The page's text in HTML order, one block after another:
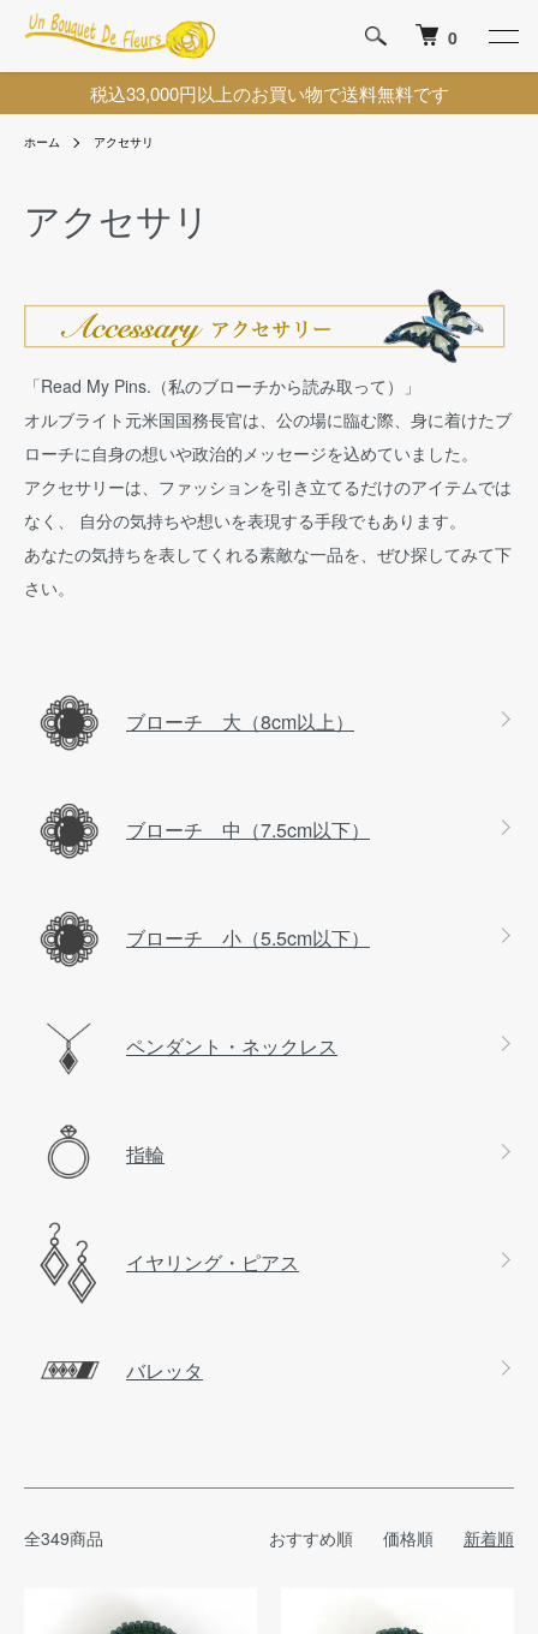
税込33,000円以上のお買い物で送料無料です
0
ホーム アクセサリ
アクセサリ
「Read My Pins.（私のブローチから読み取って）」
オルブライト元米国国務長官は、公の場に臨む際、身に着けたブ
ローチに自身の想いや政治的メッセージを込めていました。
アクセサリーは、ファッションを引き立てるだけのアイテムでは
なく、 自分の気持ちや想いを表現する手段でもあります。
あなたの気持ちを表してくれる素敵な一品を、ぜひ探してみて下
さい。
カテゴリー一覧
ブローチ 大（8cm以上）
ブローチ 中（7.5cm以下）
ブローチ 小（5.5cm以下）
ペンダント・ネックレス
指輪
イヤリング・ピアス
バレッタ
全349商品 おすすめ順 価格順 新着順